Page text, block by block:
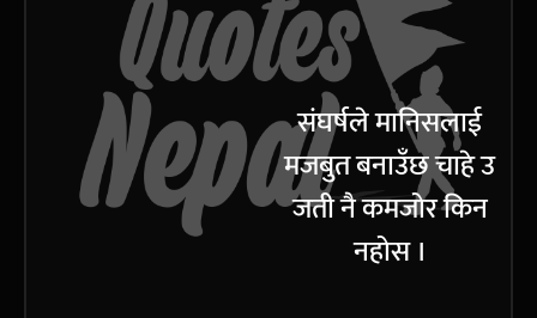
संघर्षले मानिसलाई
मजबुत बनाउँछ चाहे उ
जती नै कमजोर किन
नहोस ।